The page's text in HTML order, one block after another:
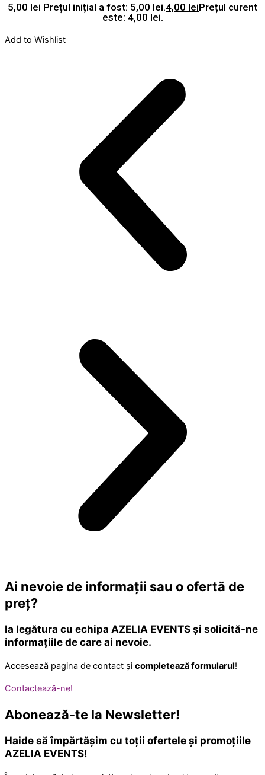
5,00lei Prețul inițial a fost: 5,00 lei.4,00 leiPrețul curent
este: 4,00 lei.
Add to Wishlist
Ai nevoie de informații sau oofertă de
preț?
Ia legătura cu echipa AZELIA EVENTS și solicită-ne
informațiile de care ai nevoie.
Accesează pagina de contact și completează formularul!
Contactează-ne!
Abonează-te la Newsletter!
Haide să împărtășim cu toții ofertele și promoțiile
AZELIA EVENTS!